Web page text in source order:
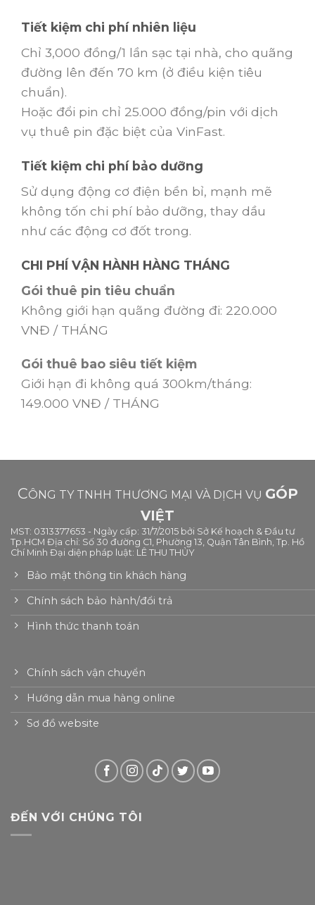
Tiết kiệm chi phí nhiên liệu
Chỉ 3,000 đồng/1 lần sạc tại nhà, cho quãng
đường lên đến 70 km (ở điều kiện tiêu
chuẩn).
Hoặc đổi pin chỉ 25.000 đồng/pin với dịch
vụ thuê pin đặc biệt của VinFast.
Tiết kiệm chi phí bảo dưỡng
Sử dụng động cơ điện bền bỉ, mạnh mẽ
không tốn chi phí bảo dưỡng, thay dầu
như các động cơ đốt trong.
CHI PHÍ VẬN HÀNH HÀNG THÁNG
Gói thuê pin tiêu chuẩn
Không giới hạn quãng đường đi: 220.000
VNĐ / THÁNG
Gói thuê bao siêu tiết kiệm
Giới hạn đi không quá 300km/tháng:
149.000 VNĐ / THÁNG
CÔNG TY TNHH THƯƠNG MẠI VÀ DỊCH VỤ GÓP
VIỆT
MST: 0313377653 - Ngày cấp: 31/7/2015 bởi Sở Kế hoạch & Đầu tư
Tp.HCM Địa chỉ: Số 30 đường C1, Phường 13, Quận Tân Bình, Tp. Hồ
Chí Minh Đại diện pháp luật: LÊ THU THỦY
Bảo mật thông tin khách hàng
Chính sách bảo hành/đổi trả
Hình thức thanh toán
Chính sách vận chuyển
Hướng dẫn mua hàng online
Sơ đồ website
ĐẾN VỚI CHÚNG TÔI